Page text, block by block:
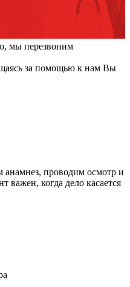
мы перезвоним
за помощью к нам Вы
проводим осмотр и
важен, когда дело касается